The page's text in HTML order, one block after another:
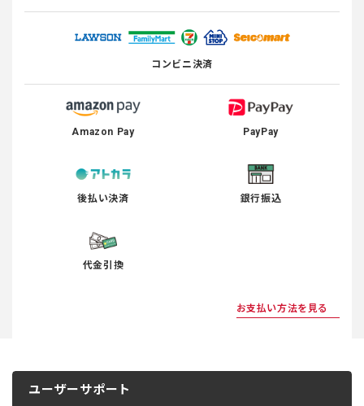
コンビニ決済
Amazon Pay PayPay
後払い決済 銀行振込
代金引換
お支払い方法を見る
ユーザーサポート